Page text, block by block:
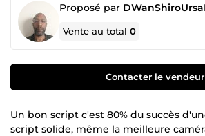
Proposé par
Vente au total0
Contacter le vendeur
Un bon script c'est 80% du succès
script solide, même la meilleure